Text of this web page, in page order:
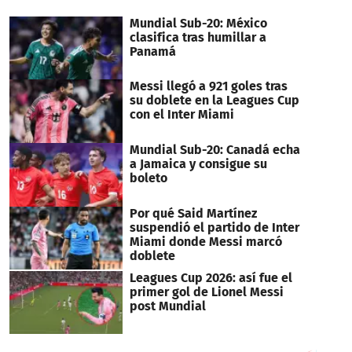
28
seconds
Mundial Sub-20: México
clasifica tras humillar a
Panamá
Messi llegó a 921 goles tras
su doblete en la Leagues Cup
con el Inter Miami
Mundial Sub-20: Canadá echa
a Jamaica y consigue su
boleto
Por qué Said Martínez
suspendió el partido de Inter
Miami donde Messi marcó
doblete
Leagues Cup 2026: así fue el
primer gol de Lionel Messi
post Mundial